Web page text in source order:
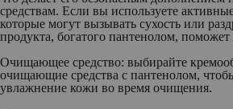
средствам. Если вы используете
которые могут вызывать сухость или
продукта, богатого пантенолом, поможет
Очищающее средство: выбирайте
очищающие средства с пантенолом,
увлажнение кожи во время очищения.